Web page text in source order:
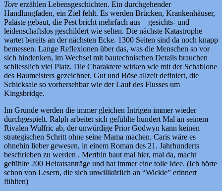
Tore erzählen Lebensgeschichten. Ein durchgehender
Handlungfaden, ein Ziel fehlt. Es werden Brücken, Krankenhäuser,
Paläste gebaut, die Pest bricht mehrfach aus – gesichts- und
leidenschaftslos geschildert wie selten. Die nächste Katastrophe
wartet bereits an der nächsten Ecke. 1300 Seiten sind da noch knapp
bemessen. Lange Reflexionen über das, was die Menschen so vor
sich hindenken, im Wechsel mit bautechnischen Details brauchen
schliesslich viel Platz. Die Charaktere wirken wie mit der Schablone
des Baumeisters gezeichnet. Gut und Böse allzeit definiert, die
Schicksale so vorhersehbar wie der Lauf des Flusses um
Kingsbridge.
Im Grunde werden die immer gleichen Intrigen immer wieder
durchgespielt. Ralph arbeitet sich gefühlte hundert Mal an seinem
Rivalen Wulfric ab, der unwürdige Prior Godwyn kann keinen
strategischen Schritt ohne seine Mama machen. Caris wäre es
ohnehin lieber gewesen, in einem Roman des 21. Jahrhunderts
beschrieben zu werden . Merthin baut mal hier, mal da, macht
gefühlte 200 Heiratsanträge und hat immer eine tolle Idee. (Ich hörte
schon von Lesern, die sich unwillkürlich an “Wickie” erinnert
fühlten)